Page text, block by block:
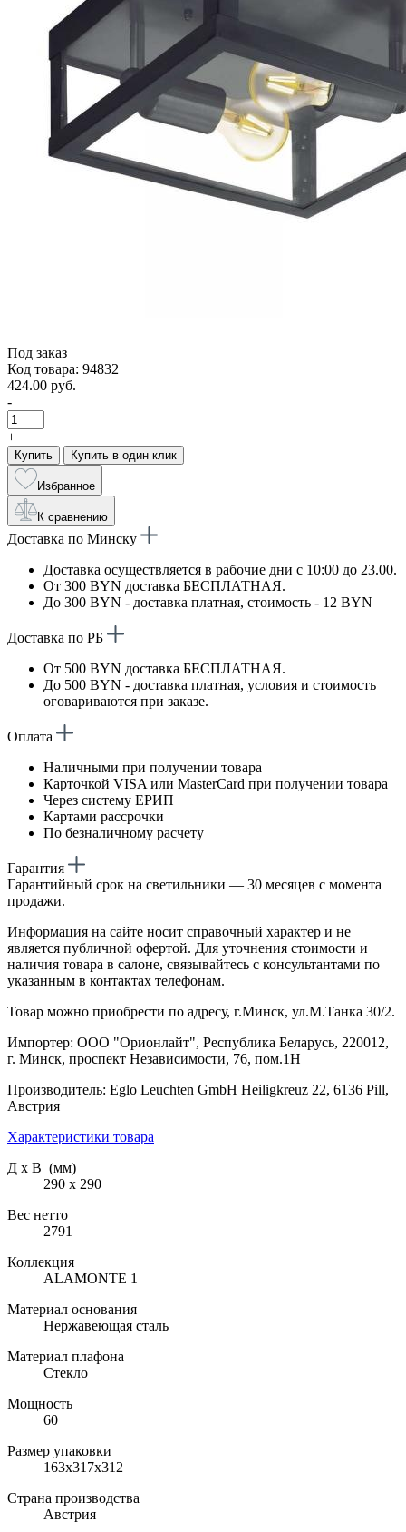
Под заказ
Код товара: 94832
424.00 руб.
-
+
Купить Купить в один клик
Избранное
К сравнению
Доставка по Минску
Доставка осуществляется в рабочие дни с 10:00 до 23.00.
От 300 BYN доставка БЕСПЛАТНАЯ.
До 300 BYN - доставка платная, стоимость - 12 BYN
Доставка по РБ
От 500 BYN доставка БЕСПЛАТНАЯ.
До 500 BYN - доставка платная, условия и стоимость
оговариваются при заказе.
Оплата
Наличными при получении товара
Карточкой VISA или MasterCard при получении товара
Через систему ЕРИП
Картами рассрочки
По безналичному расчету
Гарантия
Гарантийный срок на светильники — 30 месяцев с момента
продажи.
Информация на сайте носит справочный характер и не
является публичной офертой. Для уточнения стоимости и
наличия товара в салоне, связывайтесь с консультантами по
указанным в контактах телефонам.
Товар можно приобрести по адресу, г.Минск, ул.М.Танка 30/2.
Импортер: ООО "Орионлайт", Республика Беларусь, 220012,
г. Минск, проспект Независимости, 76, пом.1Н
Производитель: Eglo Leuchten GmbH Heiligkreuz 22, 6136 Pill,
Австрия
Характеристики товара
Д х В (мм)
290 х 290
Вес нетто
2791
Коллекция
ALAMONTE 1
Материал основания
Нержавеющая сталь
Материал плафона
Стекло
Мощность
60
Размер упаковки
163х317х312
Страна производства
Австрия